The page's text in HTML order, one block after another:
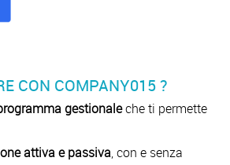
CON COMPANY015 ?
gestionaleche ti permette
attiva e passiva, con e senza